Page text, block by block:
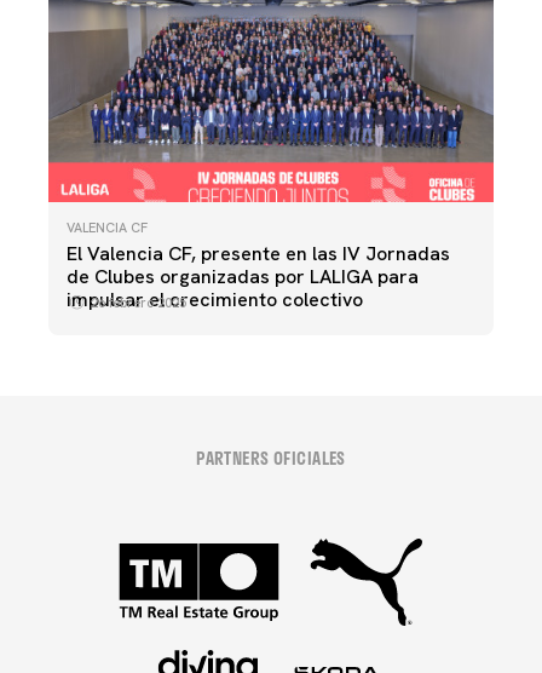
VALENCIA CF
El Valencia CF, presente en las IV Jornadas
de Clubes organizadas por LALIGA para
impulsar el crecimiento colectivo
26 febrero 2025
PARTNERS OFICIALES